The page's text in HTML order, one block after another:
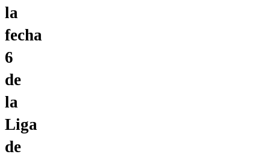
la
fecha
6
de
la
Liga
de